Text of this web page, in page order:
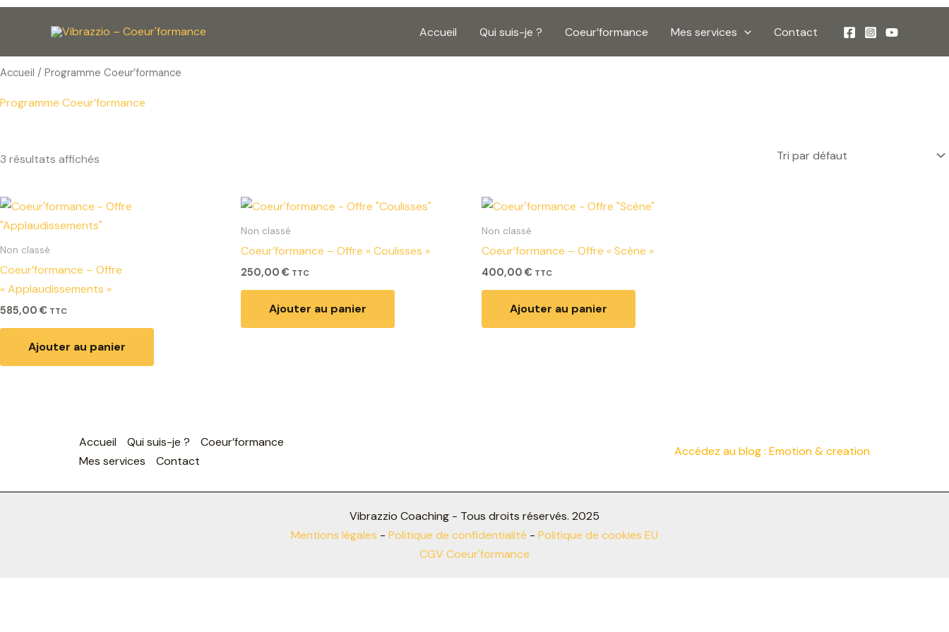
contenu
Accueil Qui suis-je ? Coeur’formance Mes services Contact
Accueil / Programme Coeur’formance
Programme Coeur’formance
3 résultats affichés
Non classé
Coeur’formance – Offre
« Applaudissements »
585,00 € TTC
Ajouter au panier
Non classé
Coeur’formance – Offre « Coulisses »
250,00 € TTC
Ajouter au panier
Non classé
Coeur’formance – Offre « Scène »
400,00 € TTC
Ajouter au panier
Accueil Qui suis-je ?
Coeur’formance
Mes services
Contact
Accédez au blog : Emotion & creation
Vibrazzio Coaching - Tous droits réservés. 2025
Mentions légales - Politique de confidentialité - Politique de cookies EU
CGV Coeur'formance